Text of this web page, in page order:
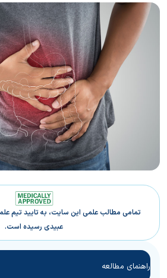
تمامی مطالب علمی این سایت، به تایید تیم
عبیدی رسیده است.
راهنمای مطالعه